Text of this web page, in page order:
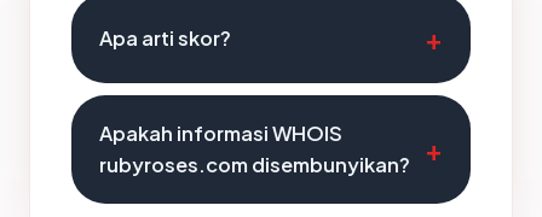
Apa arti skor?
Apakah informasi WHOIS
rubyroses.com disembunyikan?